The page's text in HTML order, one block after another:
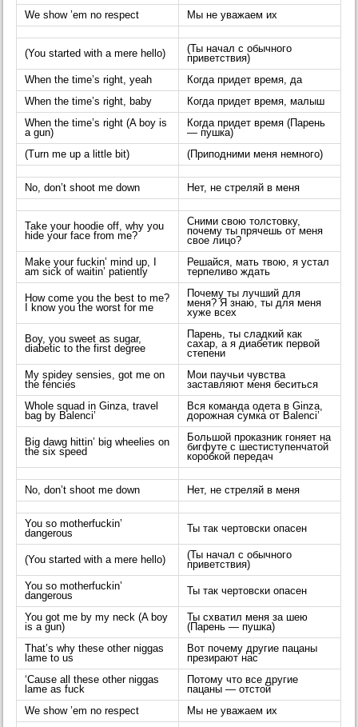
We show ’em no respect
Мы не уважаем их
(You started with a mere hello)
(Ты начал с обычного
приветствия)
When the time’s right, yeah
Когда придет время, да
When the time’s right, baby
Когда придет время, малыш
When the time’s right (A boy is
a gun)
Когда придет время (Парень
— пушка)
(Turn me up a little bit)
(Приподними меня немного)
No, don’t shoot me down Нет, не стреляй в меня
Take your hoodie off, why you
hide your face from me?
Сними свою толстовку,
почему ты прячешь от меня
свое лицо?
Make your fuckin’ mind up, I
am sick of waitin’ patiently
Решайся, мать твою, я устал
терпеливо ждать
How come you the best to me?
I know you the worst for me
Почему ты лучший для
меня? Я знаю, ты для меня
хуже всех
Boy, you sweet as sugar,
diabetic to the first degree
Парень, ты сладкий как
сахар, а я диабетик первой
степени
My spidey sensies, got me on
the fencies
Мои паучьи чувства
заставляют меня беситься
Whole squad in Ginza, travel
bag by Balenci’
Вся команда одета в Ginza,
дорожная сумка от Balenci’
Big dawg hittin’ big wheelies on
the six speed
Большой проказник гоняет на
бигфуте с шестиступенчатой
коробкой передач
No, don’t shoot me down Нет, не стреляй в меня
You so motherfuckin’
dangerous
Ты так чертовски опасен
(You started with a mere hello)
(Ты начал с обычного
приветствия)
You so motherfuckin’
dangerous
Ты так чертовски опасен
You got me by my neck (A boy
is a gun)
Ты схватил меня за шею
(Парень — пушка)
That’s why these other niggas
lame to us
Вот почему другие пацаны
презирают нас
‘Cause all these other niggas
lame as fuck
Потому что все другие
пацаны — отстой
We show ’em no respect
Мы не уважаем их